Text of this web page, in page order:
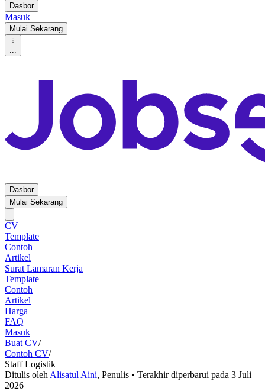
Dasbor
Masuk
Mulai Sekarang
...
Dasbor
Mulai Sekarang
CV
Template
Contoh
Artikel
Surat Lamaran Kerja
Template
Contoh
Artikel
Harga
FAQ
Masuk
Buat CV/
Contoh CV/
Staff Logistik
Ditulis oleh Alisatul Aini, Penulis • Terakhir diperbarui pada 3 Juli
2026